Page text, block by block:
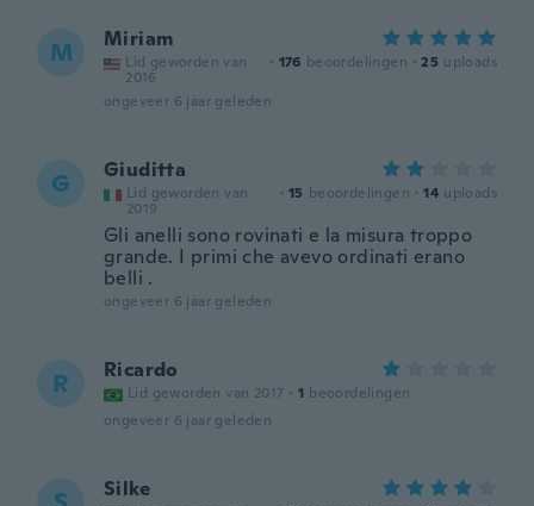
M Miriam
Lid geworden van
2016
· 176 beoordelingen · 25 uploads
ongeveer 6 jaar geleden
G Giuditta
Lid geworden van
2019
· 15 beoordelingen · 14 uploads
Gli anelli sono rovinati e la misura troppo
grande. I primi che avevo ordinati erano
belli .
ongeveer 6 jaar geleden
R Ricardo
Lid geworden van 2017 · 1 beoordelingen
ongeveer 6 jaar geleden
Silke